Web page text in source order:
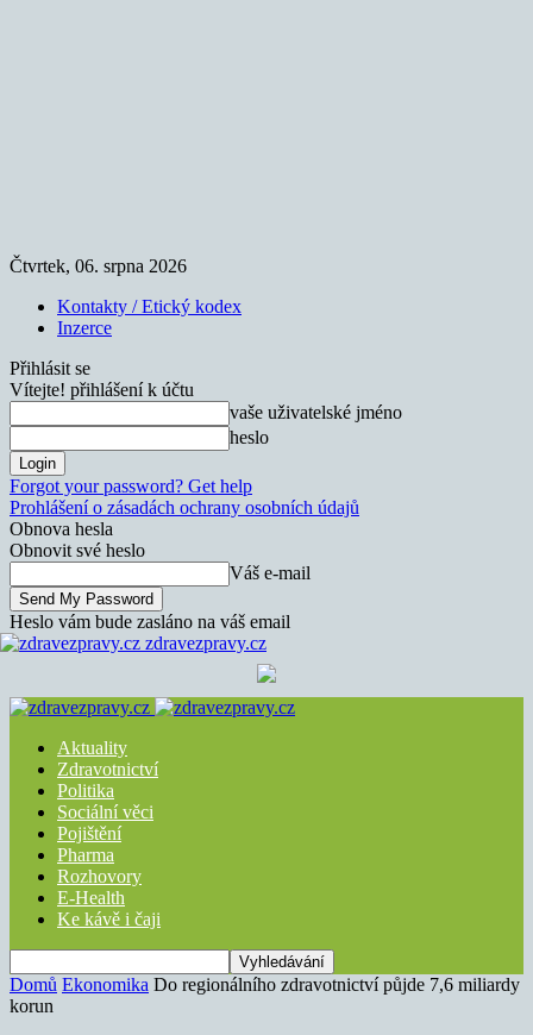
Čtvrtek, 06. srpna 2026
Kontakty / Etický kodex
Inzerce
Přihlásit se
Vítejte! přihlášení k účtu
vaše uživatelské jméno
heslo
Forgot your password? Get help
Prohlášení o zásadách ochrany osobních údajů
Obnova hesla
Obnovit své heslo
Váš e-mail
Heslo vám bude zasláno na váš email
zdravezpravy.cz
Aktuality
Zdravotnictví
Politika
Sociální věci
Pojištění
Pharma
Rozhovory
E-Health
Ke kávě i čaji
Domů Ekonomika Do regionálního zdravotnictví půjde 7,6 miliardy
korun